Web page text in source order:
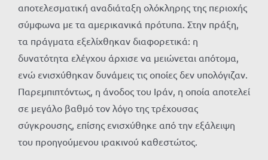
αποτελεσματική αναδιάταξη ολόκληρης της περιοχής
σύμφωνα με τα αμερικανικά πρότυπα. Στην πράξη,
τα πράγματα εξελίχθηκαν διαφορετικά: η
δυνατότητα ελέγχου άρχισε να μειώνεται απότομα,
ενώ ενισχύθηκαν δυνάμεις τις οποίες δεν υπολόγιζαν.
Παρεμπιπτόντως, η άνοδος του Ιράν, η οποία αποτελεί
σε μεγάλο βαθμό τον λόγο της τρέχουσας
σύγκρουσης, επίσης ενισχύθηκε από την εξάλειψη
του προηγούμενου ιρακινού καθεστώτος.